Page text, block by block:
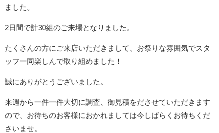
ました。
2日間で計30組のご来場となりました。
たくさんの方にご来店いただきまして、お祭りな雰囲気でスタ
ッフ一同楽しんで取り組めました！
誠にありがとうございました。
来週から一件一件大切に調査、御見積をださせていただきます
ので、お待ちのお客様におかれましては今しばらくお待ちくだ
さいませ。